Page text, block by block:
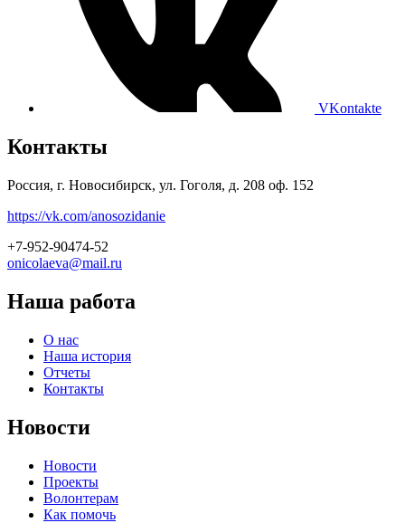
VKontakte
Контакты
Россия, г. Новосибирск, ул. Гоголя, д. 208 оф. 152
https://vk.com/anosozidanie
+7-952-90474-52
onicolaeva@mail.ru
Наша работа
О нас
Наша история
Отчеты
Контакты
Новости
Новости
Проекты
Волонтерам
Как помочь